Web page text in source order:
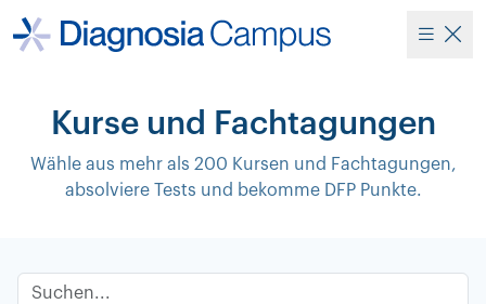
Kurse und Fachtagungen
Wähle aus mehr als 200 Kursen und Fachtagungen,
absolviere Tests und bekomme DFP Punkte.